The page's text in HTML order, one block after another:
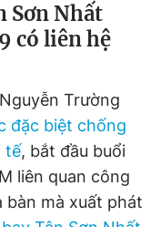
biết
Sơn Nhất
có liên hệ
Nguyễn Trường
đặc biệt chống
tế, bắt đầu buổi
liên quan công
mà xuất phát